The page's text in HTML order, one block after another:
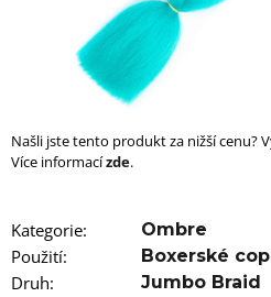
Našli jste tento produkt za nižší cenu?
Více informacízde.
Kategorie: Ombre
Použití: Boxerské
Druh: Jumbo Braid
u
č
e
m
e